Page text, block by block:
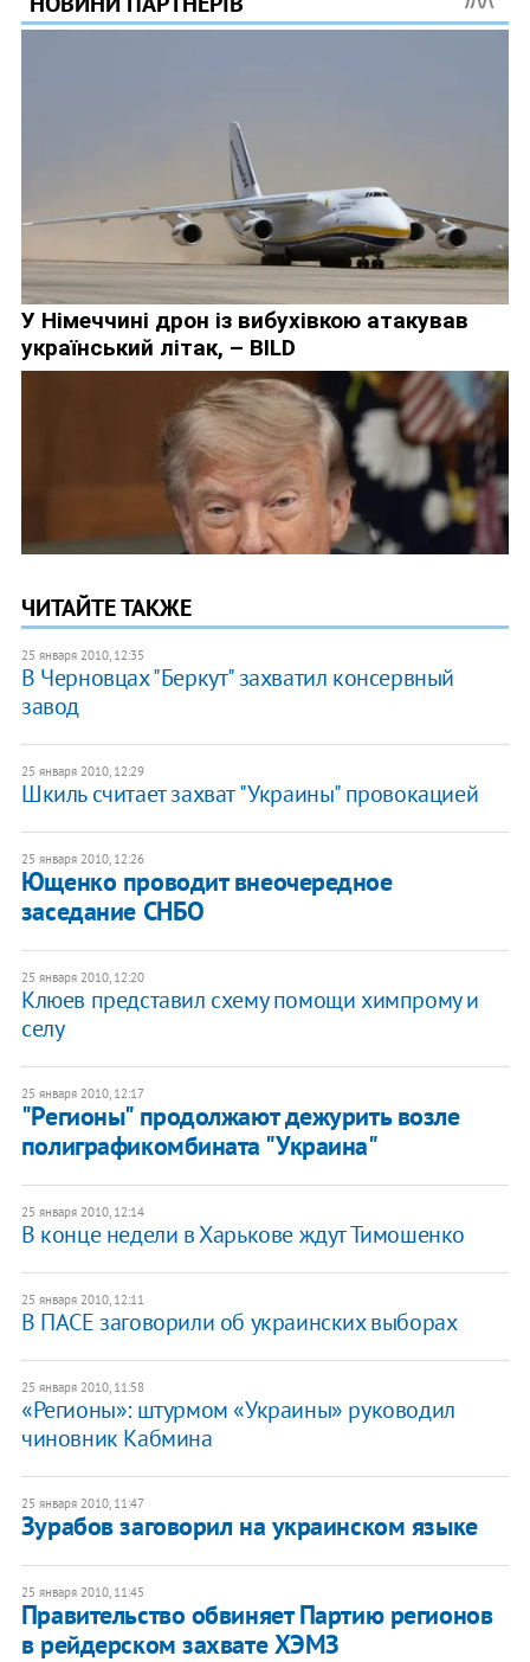
ЧИТАЙТЕ ТАКЖЕ
25 января 2010, 12:35
В Черновцах "Беркут" захватил консервный
завод
25 января 2010, 12:29
Шкиль считает захват "Украины" провокацией
25 января 2010, 12:26
Ющенко проводит внеочередное
заседание СНБО
25 января 2010, 12:20
Клюев представил схему помощи химпрому и
селу
25 января 2010, 12:17
"Регионы" продолжают дежурить возле
полиграфикомбината "Украина"
25 января 2010, 12:14
В конце недели в Харькове ждут Тимошенко
25 января 2010, 12:11
В ПАСЕ заговорили об украинских выборах
25 января 2010, 11:58
«Регионы»: штурмом «Украины» руководил
чиновник Кабмина
25 января 2010, 11:47
Зурабов заговорил на украинском языке
25 января 2010, 11:45
Правительство обвиняет Партию регионов
в рейдерском захвате ХЭМЗ